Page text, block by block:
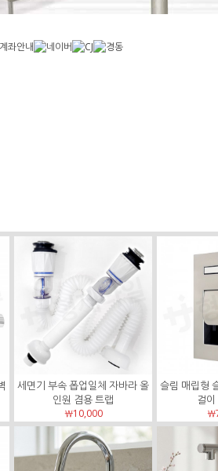
세면기 부속 폽업일체 자바라 올
인원 겸용 트랩
￦10,000
슬림 매립형
걸